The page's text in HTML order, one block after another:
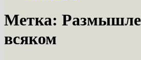
Метка:
всяком